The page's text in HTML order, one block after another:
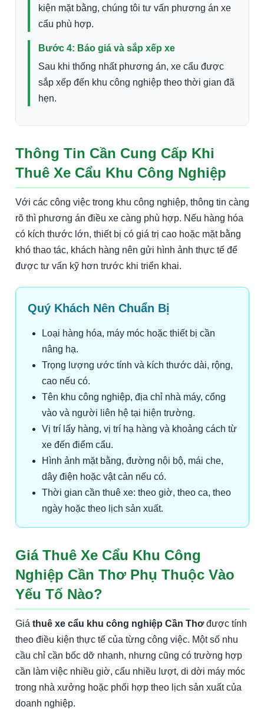
kiện mặt bằng, chúng tôi tư vấn phương án xe
cẩu phù hợp.
Bước 4: Báo giá và sắp xếp xe
Sau khi thống nhất phương án, xe cẩu được
sắp xếp đến khu công nghiệp theo thời gian đã
hẹn.
Thông Tin Cần Cung Cấp Khi
Thuê Xe Cẩu Khu Công Nghiệp
Với các công việc trong khu công nghiệp, thông tin càng
rõ thì phương án điều xe càng phù hợp. Nếu hàng hóa
có kích thước lớn, thiết bị có giá trị cao hoặc mặt bằng
khó thao tác, khách hàng nên gửi hình ảnh thực tế để
được tư vấn kỹ hơn trước khi triển khai.
Quý Khách Nên Chuẩn Bị
Loại hàng hóa, máy móc hoặc thiết bị cần
nâng hạ.
Trọng lượng ước tính và kích thước dài, rộng,
cao nếu có.
Tên khu công nghiệp, địa chỉ nhà máy, cổng
vào và người liên hệ tại hiện trường.
Vị trí lấy hàng, vị trí hạ hàng và khoảng cách từ
xe đến điểm cẩu.
Hình ảnh mặt bằng, đường nội bộ, mái che,
dây điện hoặc vật cản nếu có.
Thời gian cần thuê xe: theo giờ, theo ca, theo
ngày hoặc theo lịch sản xuất.
Giá Thuê Xe Cẩu Khu Công
Nghiệp Cần Thơ Phụ Thuộc Vào
Yếu Tố Nào?
Giá thuê xe cẩu khu công nghiệp Cần Thơđược tính
theo điều kiện thực tế của từng công việc. Một số nhu
cầu chỉ cần bốc dỡ nhanh, nhưng cũng có trường hợp
cần làm việc nhiều giờ, cẩu nhiều lượt, di dời máy móc
trong nhà xưởng hoặc phối hợp theo lịch sản xuất của
doanh nghiệp.